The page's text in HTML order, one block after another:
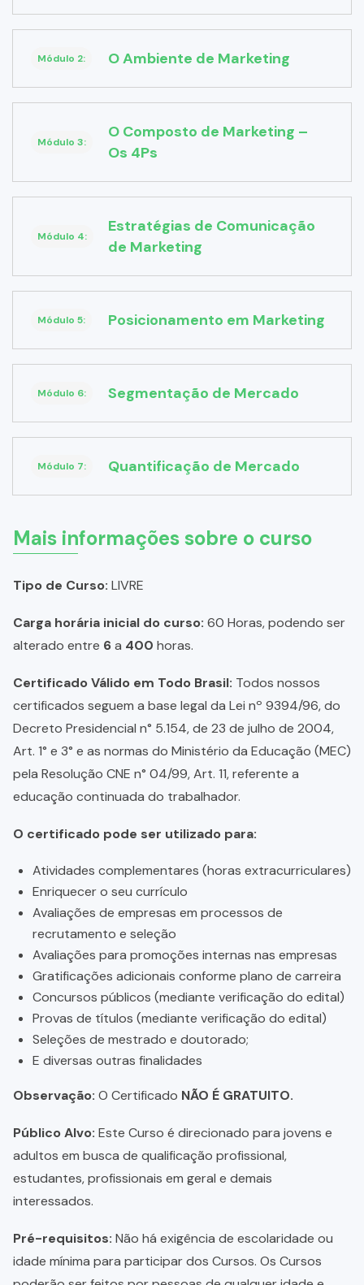
Módulo 2: O Ambiente de Marketing
Módulo 3:
O Composto de Marketing –
Os 4Ps
Módulo 4:
Estratégias de Comunicação
de Marketing
Módulo 5: Posicionamento em Marketing
Módulo 6: Segmentação de Mercado
Módulo 7: Quantificação de Mercado
Mais informações sobre o curso
Tipo de Curso: LIVRE
Carga horária inicial do curso: 60 Horas, podendo ser
alterado entre 6a 400 horas.
Certificado Válido em Todo Brasil: Todos nossos
certificados seguem a base legal da Lei nº 9394/96, do
Decreto Presidencial n° 5.154, de 23 de julho de 2004,
Art. 1° e 3° e as normas do Ministério da Educação (MEC)
pela Resolução CNE n° 04/99, Art. 11, referente a
educação continuada do trabalhador.
O certificado pode ser utilizado para:
Atividades complementares (horas extracurriculares)
Enriquecer o seu currículo
Avaliações de empresas em processos de
recrutamento e seleção
Avaliações para promoções internas nas empresas
Gratificações adicionais conforme plano de carreira
Concursos públicos (mediante verificação do edital)
Provas de títulos (mediante verificação do edital)
Seleções de mestrado e doutorado;
E diversas outras finalidades
Observação: O Certificado NÃO É GRATUITO.
Público Alvo: Este Curso é direcionado para jovens e
adultos em busca de qualificação profissional,
estudantes, profissionais em geral e demais
interessados.
Pré-requisitos: Não há exigência de escolaridade ou
idade mínima para participar dos Cursos. Os Cursos